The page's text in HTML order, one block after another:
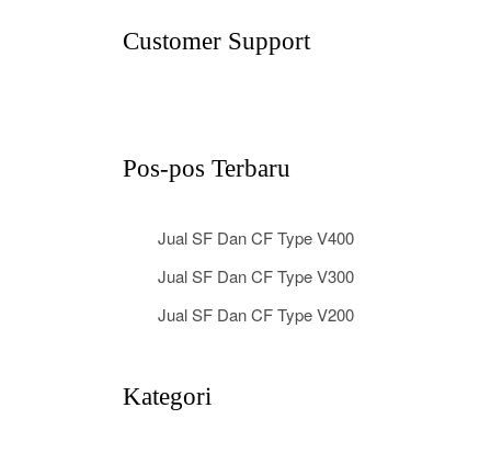
Customer Support
Pos-pos Terbaru
Jual SF Dan CF Type V400
Jual SF Dan CF Type V300
Jual SF Dan CF Type V200
Kategori